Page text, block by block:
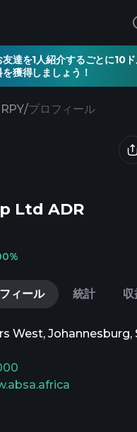
友達を1人紹介するごとに10
を獲得しましょう！
/プロフィール
Ltd ADR
ィール 統計 収
West, Johannesburg,